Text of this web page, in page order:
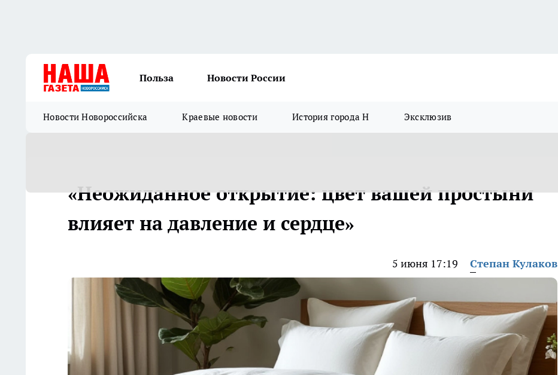
Польза Новости России
Новости Новороссийска Краевые новости История города Н Эксклюзив
«Неожиданное открытие: цвет вашей простыни
влияет на давление и сердце»
5 июня 17:19 Степан Кулаков